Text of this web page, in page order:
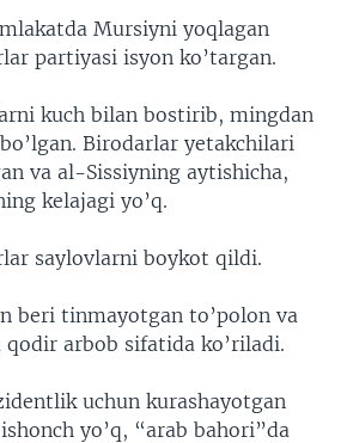
Mursiyni yoqlagan
partiyasi isyon ko’targan.
kuch bilan bostirib, mingdan
Birodarlar yetakchilari
va al-Sissiyning aytishicha,
kelajagi yo’q.
saylovlarni boykot qildi.
beri tinmayotgan to’polon va
arbob sifatida ko’riladi.
uchun kurashayotgan
yo’q, “arab bahori”da